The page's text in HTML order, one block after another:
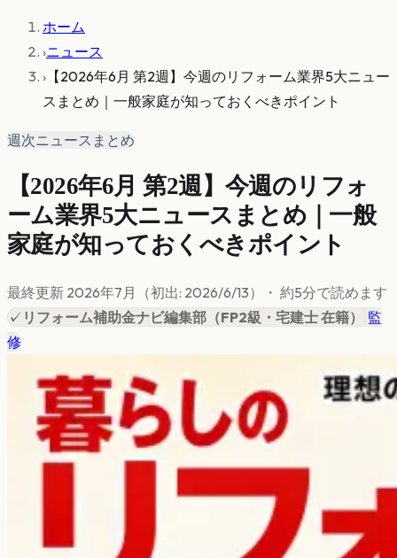
ホーム
›ニュース
› 【2026年6月 第2週】今週のリフォーム業界5大ニュー
スまとめ｜一般家庭が知っておくべきポイント
週次ニュースまとめ
【2026年6月 第2週】今週のリフォ
ーム業界5大ニュースまとめ｜一般
家庭が知っておくべきポイント
最終更新 2026年7月 （初出: 2026/6/13） ・ 約5分で読めます
✓ リフォーム補助金ナビ編集部 （FP2級・宅建士 在籍）
監
修